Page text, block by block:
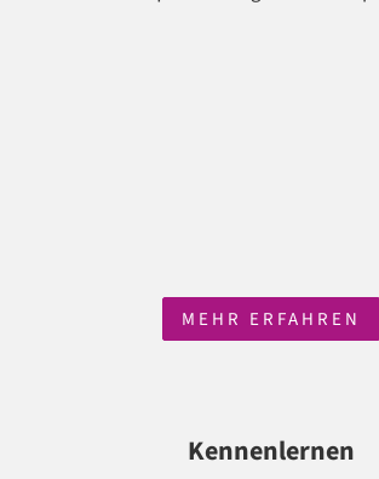
MEHR ERFAHREN
Kennenlernen